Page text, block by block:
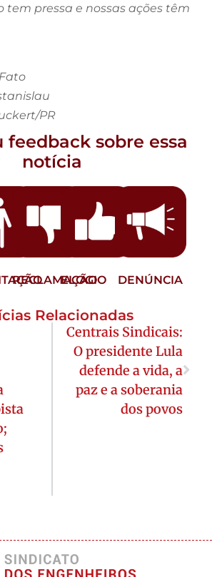
tem pressa e nossas ações têm
PR
feedback sobre essa
notícia
RECLAMAÇÃO
ELOGIO DENÚNCIA
Relacionadas
Centrais Sindicais:
O presidente Lula
defende a vida, a
paz e a soberania
dos povos